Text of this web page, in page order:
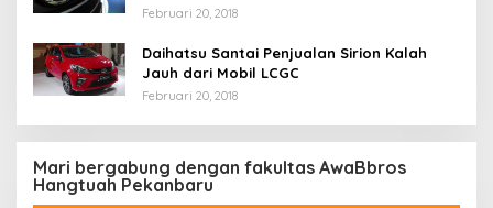
Februari 20, 2018
Daihatsu Santai Penjualan Sirion Kalah
Jauh dari Mobil LCGC
Februari 20, 2018
Mari bergabung dengan fakultas AwaBbros
Hangtuah Pekanbaru